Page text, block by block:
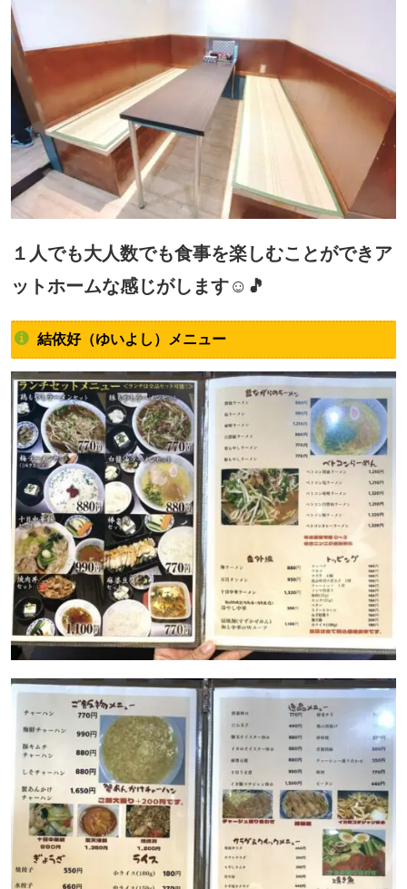
１人でも大人数でも食事を楽しむことができア
ットホームな感じがします☺🎵
結依好（ゆいよし）メニュー